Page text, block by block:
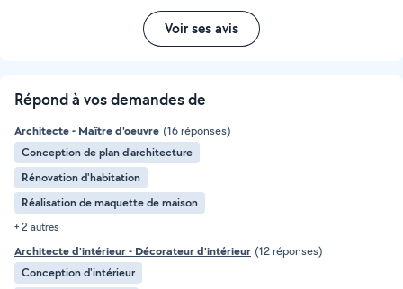
Voir ses avis
Répond à vos demandes de
Architecte - Maître d'oeuvre (16 réponses)
Conception de plan d'architecture
Rénovation d'habitation
Réalisation de maquette de maison
+ 2 autres
Architecte d'intérieur - Décorateur d'intérieur (12 réponses)
Conception d'intérieur